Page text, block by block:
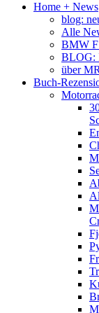
Home + News
blog:
Alle
BMW
BLOG:
über MR
Buch-